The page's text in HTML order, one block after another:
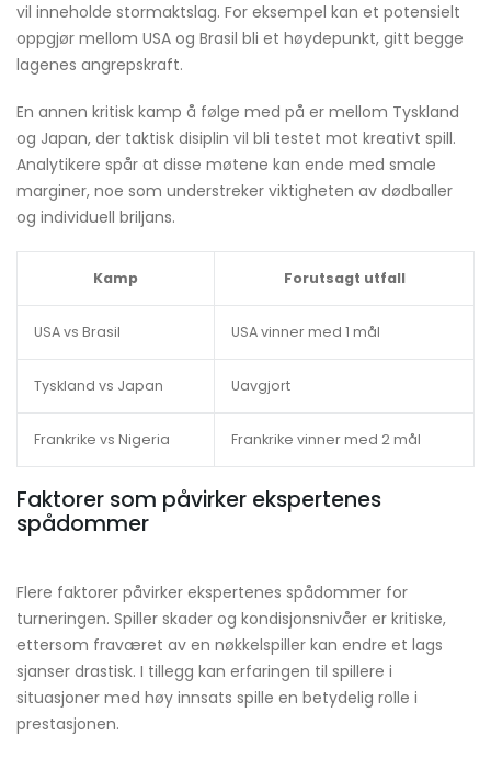
vil inneholde stormaktslag. For eksempel kan et potensielt
oppgjør mellom USA og Brasil bli et høydepunkt, gitt begge
lagenes angrepskraft.
En annen kritisk kamp å følge med på er mellom Tyskland
og Japan, der taktisk disiplin vil bli testet mot kreativt spill.
Analytikere spår at disse møtene kan ende med smale
marginer, noe som understreker viktigheten av dødballer
og individuell briljans.
Kamp Forutsagt utfall
USA vs Brasil USA vinner med 1 mål
Tyskland vs Japan Uavgjort
Frankrike vs Nigeria Frankrike vinner med 2 mål
Faktorer som påvirker ekspertenes
spådommer
Flere faktorer påvirker ekspertenes spådommer for
turneringen. Spiller skader og kondisjonsnivåer er kritiske,
ettersom fraværet av en nøkkelspiller kan endre et lags
sjanser drastisk. I tillegg kan erfaringen til spillere i
situasjoner med høy innsats spille en betydelig rolle i
prestasjonen.